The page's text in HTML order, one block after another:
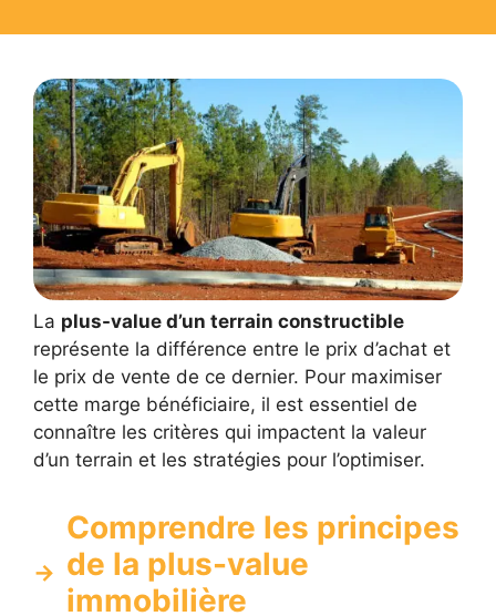
La plus-value d’un terrain constructible
représente la différence entre le prix d’achat et
le prix de vente de ce dernier. Pour maximiser
cette marge bénéficiaire, il est essentiel de
connaître les critères qui impactent la valeur
d’un terrain et les stratégies pour l’optimiser.
Comprendre les principes
de la plus-value
immobilière